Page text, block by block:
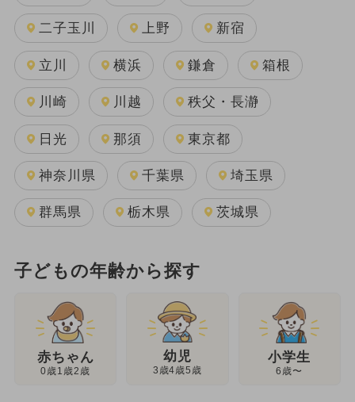
二子玉川 上野 新宿
立川 横浜 鎌倉 箱根
川崎 川越 秩父・長瀞
日光 那須 東京都
神奈川県 千葉県 埼玉県
群馬県 栃木県 茨城県
子どもの年齢から探す
赤ちゃん
0歳1歳2歳
幼児
3歳4歳5歳
小学生
6歳〜